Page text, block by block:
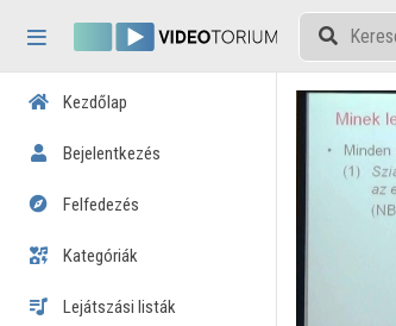
Tartalom kihagyása
Kezdőlap
Bejelentkezés
Felfedezés
Kategóriák
Lejátszási listák